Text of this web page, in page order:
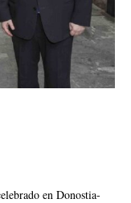
en Donostia-